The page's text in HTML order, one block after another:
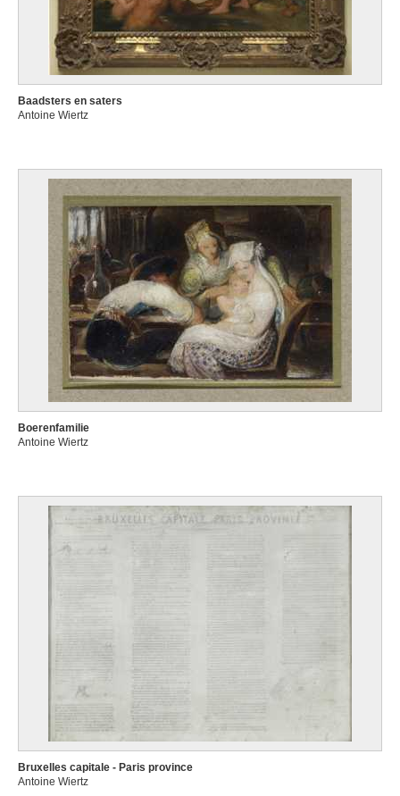
Baadsters en saters
Antoine Wiertz
Boerenfamilie
Antoine Wiertz
Bruxelles capitale - Paris province
Antoine Wiertz